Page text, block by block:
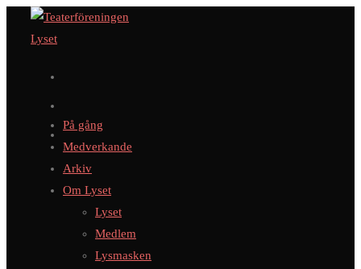
Hoppa
På gång
Medverkande
Arkiv
Om Lyset
Lyset
Medlem
Lysmasken